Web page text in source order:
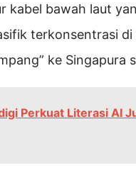
kabel bawah laut
terkonsentrasi
ke
Perkuat Literasi AI